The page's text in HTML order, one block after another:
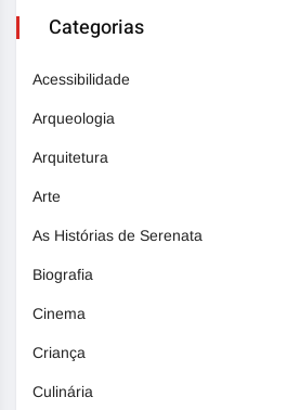
Categorias
Acessibilidade
Arqueologia
Arquitetura
Arte
As Histórias de Serenata
Biografia
Cinema
Criança
Culinária